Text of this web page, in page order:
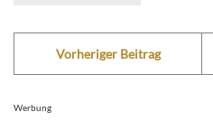
Vorheriger Beitrag
Werbung